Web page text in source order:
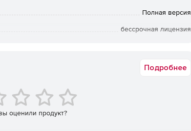
отчетов аудита о критических событиях в Azure
устройств защиты периметра, таких как
Azure.
Полная версия
бессрочная лицензия
Подробнее
оценили продукт?